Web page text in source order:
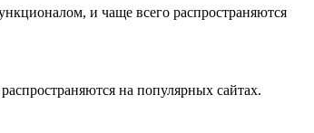
и чаще всего распространяются
на популярных сайтах.